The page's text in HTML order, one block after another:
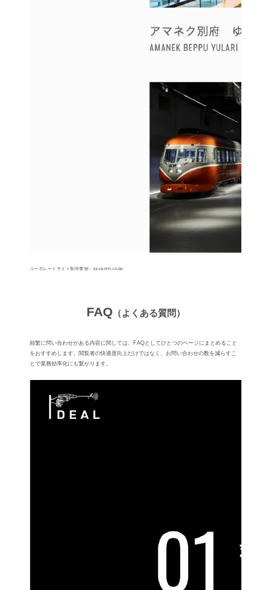
コーポレートサイト制作事例：seventh-code
FAQ（よくある質問）
頻繁に問い合わせがある内容に関しては、FAQとしてひとつのページにまとめること
をおすすめします。閲覧者の快適度向上だけではなく、お問い合わせの数を減らすこ
とで業務効率化にも繋がります。